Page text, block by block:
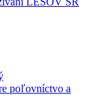
poľovníctvo a